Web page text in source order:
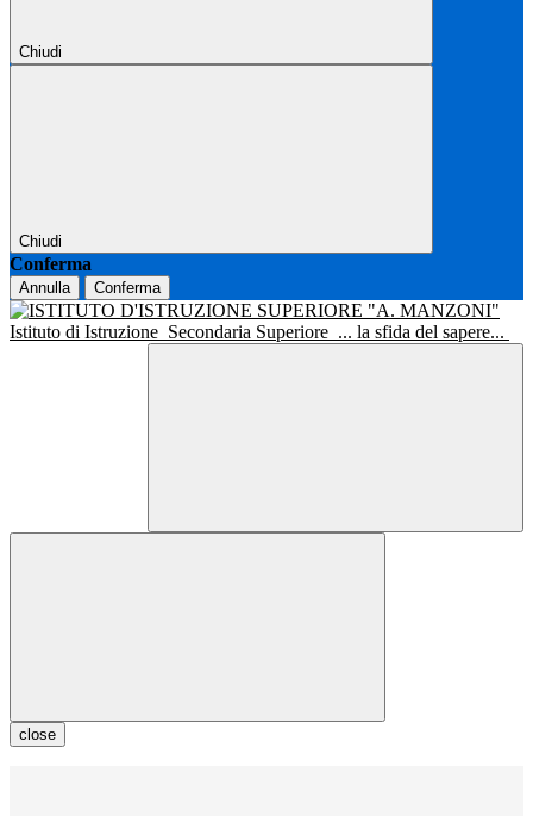
Chiudi
Chiudi
Conferma
Annulla Conferma
Istituto di Istruzione Secondaria Superiore ... la sfida del sapere...
close